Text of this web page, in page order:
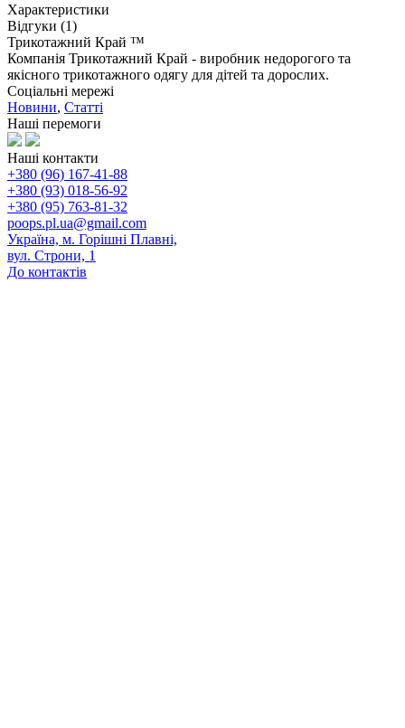
Характеристики
Відгуки (1)
Трикотажний Край ™
Компанія Трикотажний Край - виробник недорогого та
якісного трикотажного одягу для дітей та дорослих.
Соціальні мережі
Новини, Статті
Наші перемоги
Наші контакти
+380 (96) 167-41-88
+380 (93) 018-56-92
+380 (95) 763-81-32
poops.pl.ua@gmail.com
Україна, м. Горішні Плавні,
вул. Строни, 1
До контактів